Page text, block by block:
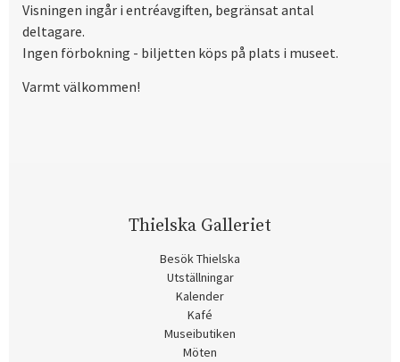
Visningen ingår i entréavgiften, begränsat antal
deltagare.
Ingen förbokning - biljetten köps på plats i museet.
Varmt välkommen!
Thielska Galleriet
Besök Thielska
Utställningar
Kalender
Kafé
Museibutiken
Möten